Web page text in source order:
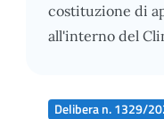
costituzione di
all'interno del
Delibera n. 1329/